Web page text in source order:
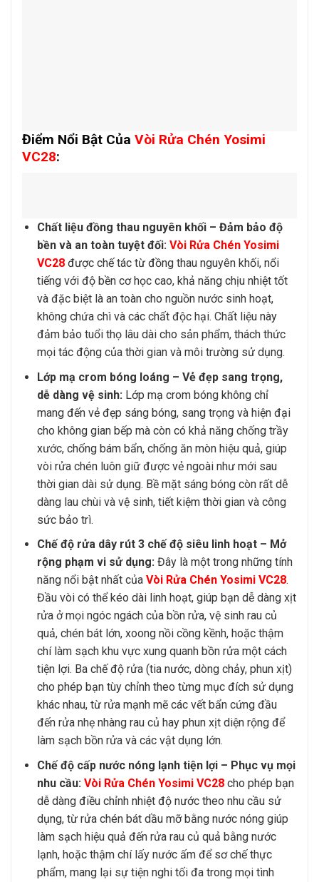
Điểm Nổi Bật Của Vòi Rửa Chén Yosimi
VC28:
Chất liệu đồng thau nguyên khối – Đảm bảo độ
bền và an toàn tuyệt đối: Vòi Rửa Chén Yosimi
VC28được chế tác từ đồng thau nguyên khối, nổi
tiếng với độ bền cơ học cao, khả năng chịu nhiệt tốt
và đặc biệt là an toàn cho nguồn nước sinh hoạt,
không chứa chì và các chất độc hại. Chất liệu này
đảm bảo tuổi thọ lâu dài cho sản phẩm, thách thức
mọi tác động của thời gian và môi trường sử dụng.
Lớp mạ crom bóng loáng – Vẻ đẹp sang trọng,
dễ dàng vệ sinh: Lớp mạ crom bóng không chỉ
mang đến vẻ đẹp sáng bóng, sang trọng và hiện đại
cho không gian bếp mà còn có khả năng chống trầy
xước, chống bám bẩn, chống ăn mòn hiệu quả, giúp
vòi rửa chén luôn giữ được vẻ ngoài như mới sau
thời gian dài sử dụng. Bề mặt sáng bóng còn rất dễ
dàng lau chùi và vệ sinh, tiết kiệm thời gian và công
sức bảo trì.
Chế độ rửa dây rút 3 chế độ siêu linh hoạt – Mở
rộng phạm vi sử dụng: Đây là một trong những tính
năng nổi bật nhất của Vòi Rửa Chén Yosimi VC28.
Đầu vòi có thể kéo dài linh hoạt, giúp bạn dễ dàng xịt
rửa ở mọi ngóc ngách của bồn rửa, vệ sinh rau củ
quả, chén bát lớn, xoong nồi cồng kềnh, hoặc thậm
chí làm sạch khu vực xung quanh bồn rửa một cách
tiện lợi. Ba chế độ rửa (tia nước, dòng chảy, phun xịt)
cho phép bạn tùy chỉnh theo từng mục đích sử dụng
khác nhau, từ rửa mạnh mẽ các vết bẩn cứng đầu
đến rửa nhẹ nhàng rau củ hay phun xịt diện rộng để
làm sạch bồn rửa và các vật dụng lớn.
Chế độ cấp nước nóng lạnh tiện lợi – Phục vụ mọi
nhu cầu: Vòi Rửa Chén Yosimi VC28cho phép bạn
dễ dàng điều chỉnh nhiệt độ nước theo nhu cầu sử
dụng, từ rửa chén bát dầu mỡ bằng nước nóng giúp
làm sạch hiệu quả đến rửa rau củ quả bằng nước
lạnh, hoặc thậm chí lấy nước ấm để sơ chế thực
phẩm, mang lại sự tiện nghi tối đa trong mọi tình